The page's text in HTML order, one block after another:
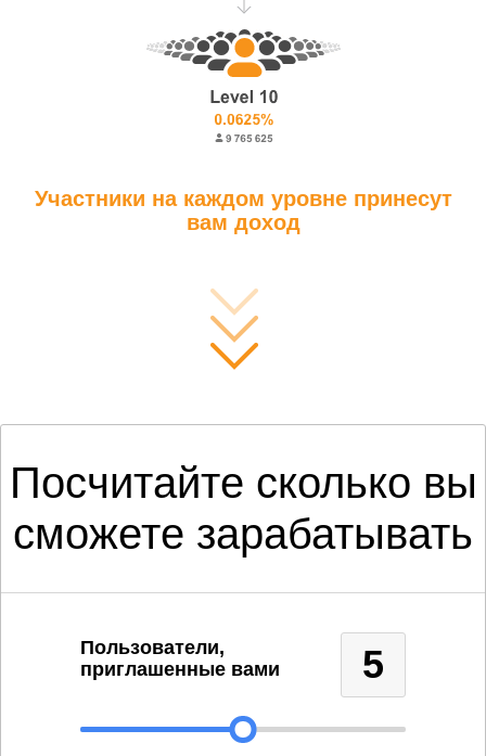
Участники на каждом уровне принесут
вам доход
Посчитайте сколько вы
сможете зарабатывать
Пользователи,
приглашенные вами
5